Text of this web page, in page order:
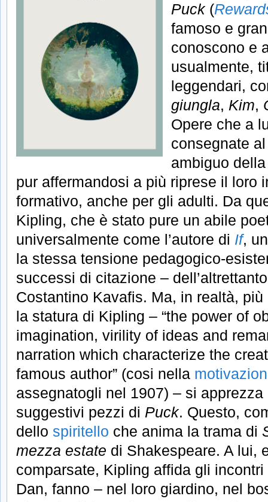
Puck(
famoso e
conoscono e
usualmente,
leggendari,
giungla, Kim,
Opere che a
consegnate
ambiguo
pur affermandosi a più riprese il loro
formativo, anche per gli adulti. Da
Kipling, che è stato pure un abile
universalmente come l’autore di If,
la stessa tensione pedagogico-
successi di citazione –
Costantino Kavafis. Ma, in realtà,
la statura di Kipling – “the power of
imagination, virility of ideas and
narration which characterize the
famous author” (cosi nella
assegnatogli nel 1907) – si
suggestivi pezzi di Puck. Questo,
dello spiritello che anima la trama di
mezza estate di Shakespeare. A lui,
comparsate, Kipling affida gli
Dan, fanno – nel loro giardino, nel